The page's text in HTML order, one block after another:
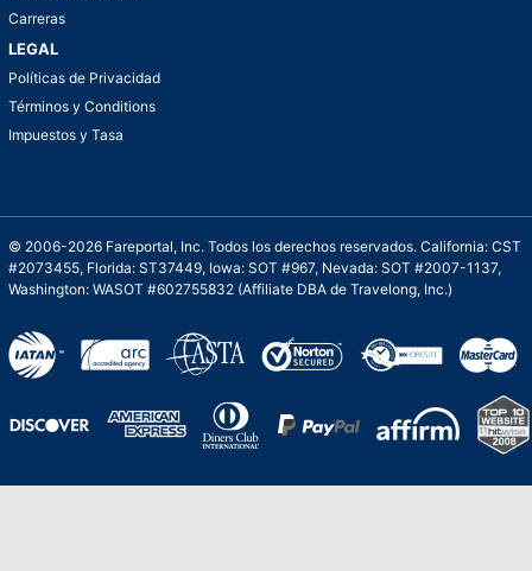
Carreras
LEGAL
Políticas de Privacidad
Términos y Conditions
Impuestos y Tasa
© 2006-2026 Fareportal, Inc. Todos los derechos reservados. California: CST
#2073455, Florida: ST37449, Iowa: SOT #967, Nevada: SOT #2007-1137,
Washington: WASOT #602755832 (Affiliate DBA de Travelong, Inc.)